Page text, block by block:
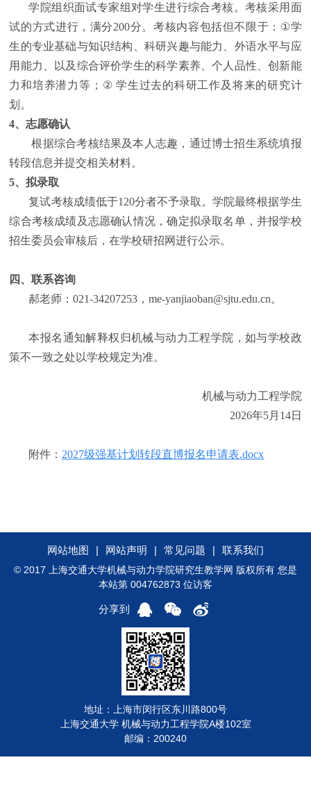
学院组织面试专家组对学生进行综合考核。 考核采用面
试的方式进行，满分200分。考核内容包括但不限于： ①学
生的专业基础与知识结构、科研兴趣与能力、外语水平与应
用能力、以及综合评价学生的科学素养、个人品性、创新能
力和培养潜力等； ②学生过去的科研工作及将来的研究计
划。
4、志愿确认
根据综合考核结果及本人志趣， 通过博士招生系统填报
转段信息并提交相关材料。
5、拟录取
复试考核成绩低于120分者不予录取。学院最终根据学生
综合考核成绩及志愿确认情况，确定拟录取名单，并报学校
招生委员会审核后，在学校研招网进行公示。
四、联系咨询
郝老师：021-34207253 ，me-yanjiaoban@sjtu.edu.cn。
本报名通知解释权归机械与动力工程学院，如与学校政
策不一致之处以学校规定为准。
机械与动力工程学院
2026年5月 14日
附件： 2027级强基计划转段直博报名申请表.docx
网站地图 | 网站声明 | 常见问题 | 联系我们
© 2017 上海交通大学机械与动力学院研究生教学网 版权所有 您是
本站第 004762873 位访客
分享到
地址：上海市闵行区东川路800号
上海交通大学 机械与动力工程学院A楼102室
邮编：200240